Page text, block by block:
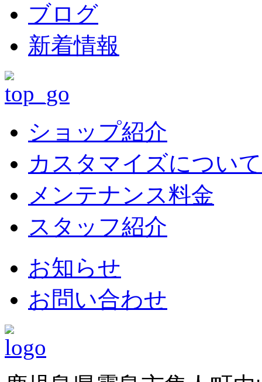
ブログ
新着情報
ショップ紹介
カスタマイズについて
メンテナンス料金
スタッフ紹介
お知らせ
お問い合わせ